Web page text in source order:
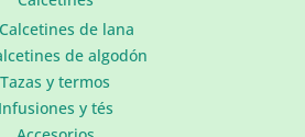
Calcetines de lana
de algodón
Tazas y termos
Infusiones y tés